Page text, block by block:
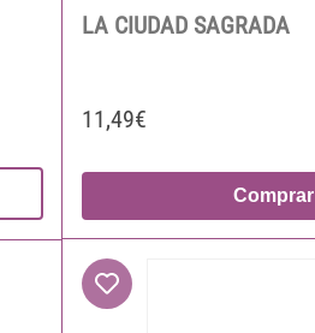
LA CIUDAD SAGRADA
11,49€
Comprar